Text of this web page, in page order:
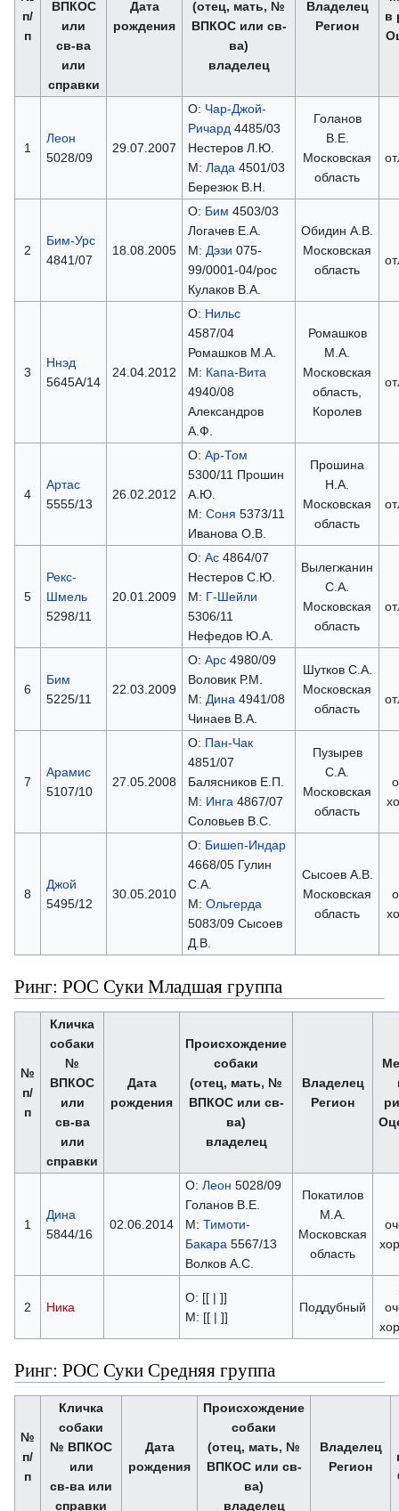
п/
п
ВПКОС
или
св-ва
или
справки
Дата
рождения
(отец, мать, №
ВПКОС или св-
ва)
владелец
Владелец
Регион
в
1
Леон
5028/09
29.07.2007
О: Чар-Джой-
Ричард 4485/03
Нестеров Л.Ю.
М: Лада 4501/03
Березюк В.Н.
Голанов
В.Е.
Московская
область
2
Бим-Урс
4841/07
18.08.2005
О: Бим 4503/03
Логачев Е.А.
М: Дэзи 075-
99/0001-04/рос
Кулаков В.А.
Обидин А.В.
Московская
область
3
Ннэд
5645А/14
24.04.2012
О: Нильс
4587/04
Ромашков М.А.
М: Капа-Вита
4940/08
Александров
А.Ф.
Ромашков
М.А.
Московская
область,
Королев
4
Артас
5555/13
26.02.2012
О: Ар-Том
5300/11 Прошин
А.Ю.
М: Соня 5373/11
Иванова О.В.
Прошина
Н.А.
Московская
область
5
Рекс-
Шмель
5298/11
20.01.2009
О: Ас4864/07
Нестеров С.Ю.
М: Г-Шейли
5306/11
Нефедов Ю.А.
Вылегжанин
С.А.
Московская
область
6
Бим
5225/11
22.03.2009
О: Арс4980/09
Воловик Р.М.
М: Дина 4941/08
Чинаев В.А.
Шутков С.А.
Московская
область
7
Арамис
5107/10
27.05.2008
О: Пан-Чак
4851/07
Балясников Е.П.
М: Инга 4867/07
Соловьев В.С.
Пузырев
С.А.
Московская
область
8
Джой
5495/12
30.05.2010
О: Бишеп-Индар
4668/05 Гулин
С.А.
М: Ольгерда
5083/09 Сысоев
Д.В.
Сысоев А.В.
Московская
область
Ринг: РОС Суки Младшая группа
№
п/
п
Кличка
собаки
№
ВПКОС
или
св-ва
или
справки
Дата
рождения
Происхождение
собаки
(отец, мать, №
ВПКОС или св-
ва)
владелец
Владелец
Регион
1
Дина
5844/16
02.06.2014
О: Леон 5028/09
Голанов В.Е.
М: Тимоти-
Бакара 5567/13
Волков А.С.
Покатилов
М.А.
Московская
область
2 Ника
О: [[ | ]]
М: [[ | ]]
Поддубный
Ринг: РОС Суки Средняя группа
№
п/
п
Кличка
собаки
№ ВПКОС
или
св-ва или
справки
Дата
рождения
Происхождение
собаки
(отец, мать, №
ВПКОС или св-
ва)
владелец
Владелец
Регион